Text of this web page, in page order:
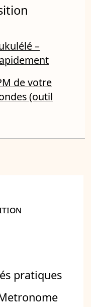
–
de votre
(outil
pratiques